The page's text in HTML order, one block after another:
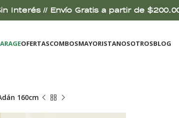
Interés // Envío Gratis a partir de
OFERTASCOMBOSMAYORISTANOSOTROSBLOG
160cm